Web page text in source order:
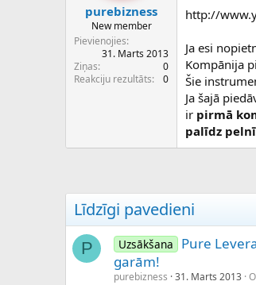
z
s
ā
c
u
s
purebizness
New member
Pievienojies
31. Marts 2013
Ziņas
0
Reakciju rezultāts
0
http://
Ja esi
Kompānija
Šie
Ja šajā
ir pirmā
palīdz
Līdzīgi pavedieni
P Uzsākšana
Pure
garām!
purebizness 31. Marts 2013